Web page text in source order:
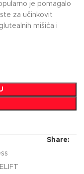
je pomagalo
za učinkovit
mišića i
Share: